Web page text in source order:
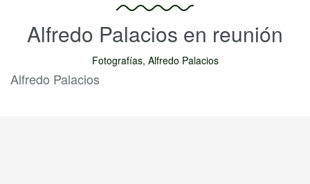
Alfredo Palacios en reunión
Fotografías, Alfredo Palacios
Alfredo Palacios